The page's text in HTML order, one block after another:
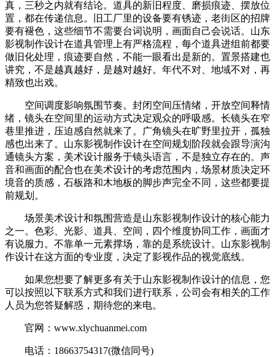
真，三秒之内就有结论。道具的新旧程度、磨损痕迹、摆放位
置，都在传递信息。旧工厂里的设备要有锈迹，老街区的招牌
要有褪色，这些细节不需要台词说明，画面自己会说话。山东
影视制作设计在道具管理上有严格流程，每个道具进组前都要
做旧化处理，痕迹要自然，不能一眼看出是新的。置景搭建也
讲究，不是越真越好，是越对越好。年代不对、地域不对，再
精致也出戏。
空间调度影响氛围节奏。封闭空间压情绪，开放空间释情
绪，镜头在空间里的运动方式决定观众的呼吸感。长镜头在窄
巷里推进，压迫感自然就来了。广角镜头在旷野里拉开，孤独
感也出来了。山东影视制作设计在空间规划阶段就会跟导演沟
通镜头方案，美术设计服务于镜头语言，不是独立存在的。声
音和画面的配合也在美术设计的考虑范围内，场景材质决定环
境音的质感，石板路和木地板的脚步声完全不同，这些都要提
前规划。
场景美术设计和氛围营造是山东影视制作设计的核心能力
之一。色彩、光影、道具、空间，四个维度协同工作，画面才
有说服力。不靠单一元素撑场，靠的是系统设计。山东影视制
作设计在这方面的专业度，决定了影视作品的视觉底线。
如果您想要了解更多有关于山东影视制作设计的信息，您
可以按照以下联系方式和我们进行联系，公司会有相关的工作
人员为您答疑解惑，期待您的来电。
官网：www.xlychuanmei.com
电话：18663754317(微信同号)